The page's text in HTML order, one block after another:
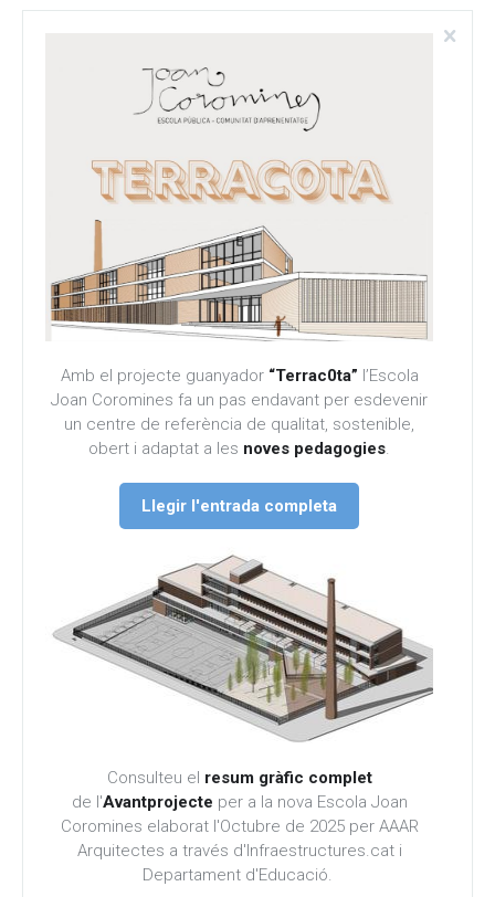
Amb el projecte guanyador “Terrac0ta” l’Escola
Joan Coromines fa un pas endavant per esdevenir
un centre de referència de qualitat, sostenible,
obert i adaptat a les noves pedagogies.
Llegir l'entrada completa
Consulteu el resum gràfic complet
de l'Avantprojecte per a la nova Escola Joan
Coromines elaborat l'Octubre de 2025 per AAAR
Arquitectes a través d'Infraestructures.cat i
Departament d'Educació.